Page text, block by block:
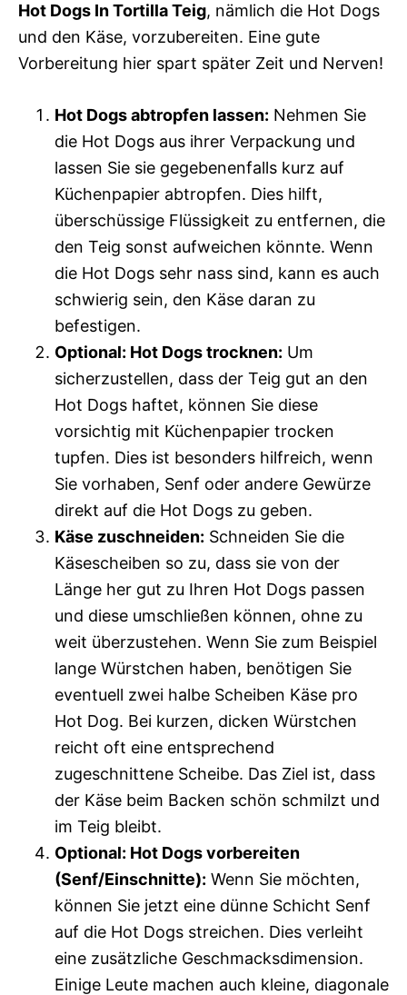
Hot Dogs In Tortilla Teig, nämlich die Hot Dogs
und den Käse, vorzubereiten. Eine gute
Vorbereitung hier spart später Zeit und Nerven!
Hot Dogs abtropfen lassen: Nehmen Sie
die Hot Dogs aus ihrer Verpackung und
lassen Sie sie gegebenenfalls kurz auf
Küchenpapier abtropfen. Dies hilft,
überschüssige Flüssigkeit zu entfernen, die
den Teig sonst aufweichen könnte. Wenn
die Hot Dogs sehr nass sind, kann es auch
schwierig sein, den Käse daran zu
befestigen.
Optional: Hot Dogs trocknen: Um
sicherzustellen, dass der Teig gut an den
Hot Dogs haftet, können Sie diese
vorsichtig mit Küchenpapier trocken
tupfen. Dies ist besonders hilfreich, wenn
Sie vorhaben, Senf oder andere Gewürze
direkt auf die Hot Dogs zu geben.
Käse zuschneiden: Schneiden Sie die
Käsescheiben so zu, dass sie von der
Länge her gut zu Ihren Hot Dogs passen
und diese umschließen können, ohne zu
weit überzustehen. Wenn Sie zum Beispiel
lange Würstchen haben, benötigen Sie
eventuell zwei halbe Scheiben Käse pro
Hot Dog. Bei kurzen, dicken Würstchen
reicht oft eine entsprechend
zugeschnittene Scheibe. Das Ziel ist, dass
der Käse beim Backen schön schmilzt und
im Teig bleibt.
Optional: Hot Dogs vorbereiten
(Senf/Einschnitte): Wenn Sie möchten,
können Sie jetzt eine dünne Schicht Senf
auf die Hot Dogs streichen. Dies verleiht
eine zusätzliche Geschmacksdimension.
Einige Leute machen auch kleine, diagonale